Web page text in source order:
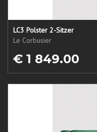
LC3 Polster 2-Sitzer
Le Corbusier
€ 1 849.00